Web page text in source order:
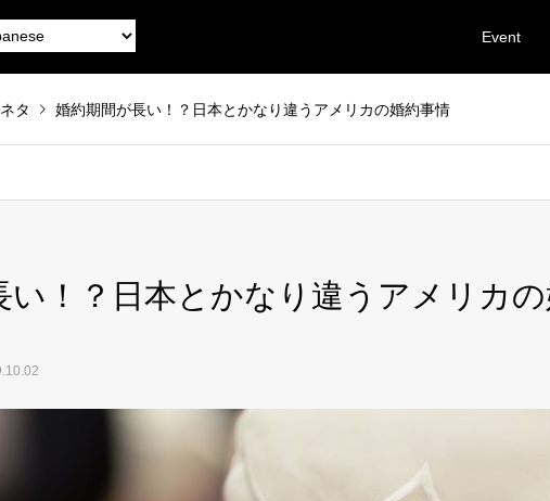
Event
タ 婚約期間が長い！？日本とかなり違うアメリカの婚約事情
い！？日本とかなり違うアメリカ